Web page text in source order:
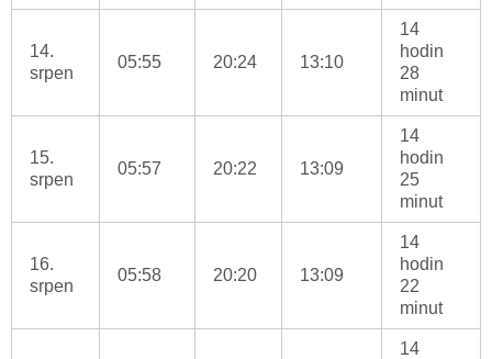
14.
srpen
05:55 20:24 13:10
14
hodin
28
minut
15.
srpen
05:57 20:22 13:09
14
hodin
25
minut
16.
srpen
05:58 20:20 13:09
14
hodin
22
minut
14